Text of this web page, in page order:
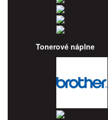
Tonerové náplne